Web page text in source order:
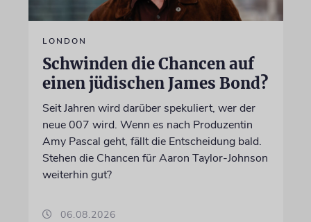
LONDON
Schwinden die Chancen auf
einen jüdischen James Bond?
Seit Jahren wird darüber spekuliert, wer der
neue 007 wird. Wenn es nach Produzentin
Amy Pascal geht, fällt die Entscheidung bald.
Stehen die Chancen für Aaron Taylor-Johnson
weiterhin gut?
06.08.2026